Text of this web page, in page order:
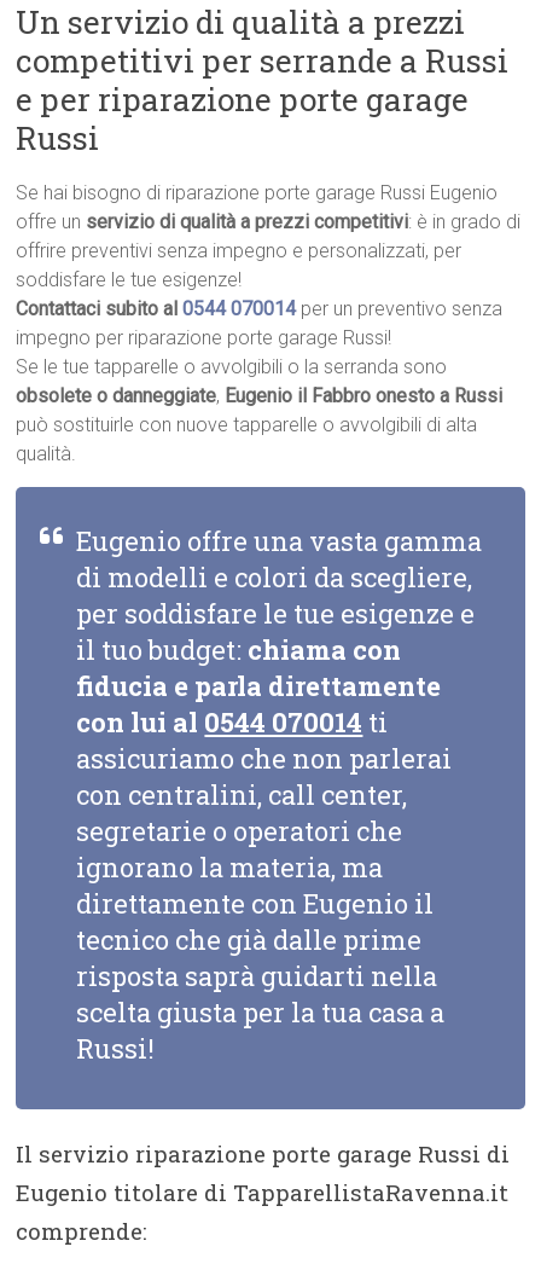
Un servizio di qualità a prezzi
competitivi per serrande a Russi
e per riparazione porte garage
Russi
Se hai bisogno di riparazione porte garage Russi Eugenio
offre un servizio di qualità a prezzi competitivi: è in grado di
offrire preventivi senza impegno e personalizzati, per
soddisfare le tue esigenze!
Contattaci subito al0544 070014 per un preventivo senza
impegno per riparazione porte garage Russi!
Se le tue tapparelle o avvolgibili o la serranda sono
obsolete o danneggiate, Eugenio il Fabbro onesto a Russi
può sostituirle con nuove tapparelle o avvolgibili di alta
qualità.
Eugenio offre una vasta gamma
di modelli e colori da scegliere,
per soddisfare le tue esigenze e
il tuo budget: chiama con
fiducia e parla direttamente
con lui al 0544 070014 ti
assicuriamo che non parlerai
con centralini, call center,
segretarie o operatori che
ignorano la materia, ma
direttamente con Eugenio il
tecnico che già dalle prime
risposta saprà guidarti nella
scelta giusta per la tua casa a
Russi!
Il servizio riparazione porte garage Russi di
Eugenio titolare di TapparellistaRavenna.it
comprende: